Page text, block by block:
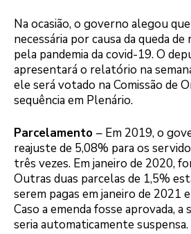
Na ocasião, o governo alegou
necessária por causa da queda
pela pandemia da covid-19. O
apresentará o relatório na
ele será votado na Comissão de
sequência em Plenário.
Parcelamento – Em 2019, o
reajuste de 5,08% para os
três vezes. Em janeiro de 2020,
Outras duas parcelas de 1,5%
serem pagas em janeiro de 2021
Caso a emenda fosse aprovada, a
seria automaticamente suspensa.